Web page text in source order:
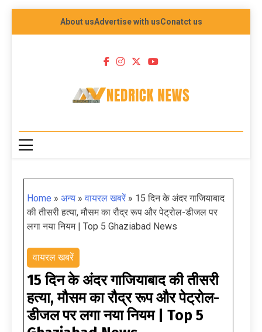
About usAdvertise with usConatct us
NEDRICK NEWS
Home » अन्य »वायरल खबरें » 15 दिन के अंदर गाजियाबाद
की तीसरी हत्या, मौसम का रौद्र रूप और पेट्रोल-डीजल पर
लगा नया नियम | Top 5 Ghaziabad News
वायरल खबरें
15 दिन के अंदर गाजियाबाद की तीसरी
हत्या, मौसम का रौद्र रूप और पेट्रोल-
डीजल पर लगा नया नियम | Top 5